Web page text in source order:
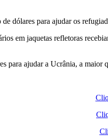
dólares para ajudar os
em jaquetas refletoras
para ajudar a Ucrânia, a